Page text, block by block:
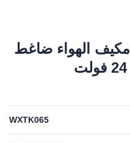
OEM 8103020A53D مكيف الهواء ضاغط
آلي لـ FAW J6 ضاغط 24 فولت
WXTK065